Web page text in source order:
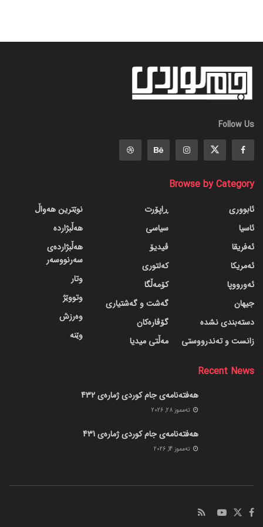
Follow Us
Browse by Category
ئابووری
ئاسیا
ئەفریقا
ئەمریکا
ئەورووپا
جیهان
دسته‌بندی نشده
زانست و تەندرووستی
ڕاپۆرت
سیاسی
ڤیدیۆ
کەلتوری
کۆمەڵگا
گه‌شت و گه‌شتیاری
گۆڤاره‌کان
مەڵتی میدیا
نوێترین هەواڵ
هەڵبژاردە
هەڵبژاردەی
سەرنووسەر
وتار
وتووێژ
وەرزش
وێنە
Recent News
هەفتەنامەی جام کوردی ژمارەی 432
ته‌مموز 28, 2026
هەفتەنامەی جام کوردی ژمارەی 431
ته‌مموز 14, 2026